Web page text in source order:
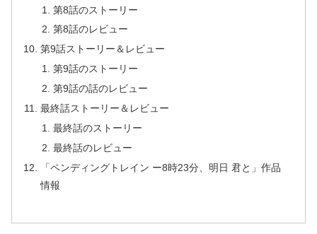
第8話のストーリー
第8話のレビュー
第9話ストーリー＆レビュー
第9話のストーリー
第9話の話のレビュー
最終話ストーリー＆レビュー
最終話のストーリー
最終話のレビュー
「ペンディングトレイン ー8時23分、明日 君と」作品
情報